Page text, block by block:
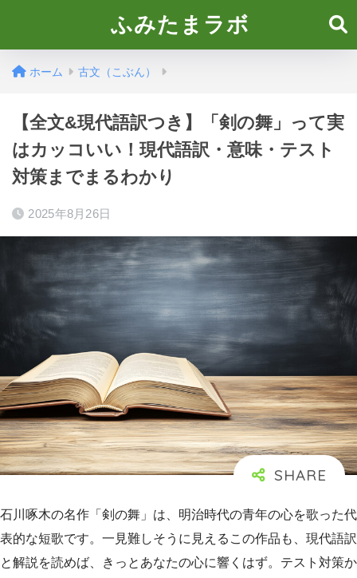
ふみたまラボ
ホーム 古文（こぶん）
【全文&現代語訳つき】「剣の舞」って実
はカッコいい！現代語訳・意味・テスト
対策までまるわかり
2025年8月26日
石川啄木の名作「剣の舞」は、明治時代の青年の心を歌った代
表的な短歌です。一見難しそうに見えるこの作品も、現代語訳
と解説を読めば、きっとあなたの心に響くはず。テスト対策か